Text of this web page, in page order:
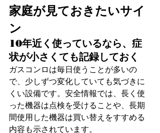
家庭が見ておきたいサイ
ン
10年近く使っているなら、症
状が小さくても記録しておく
ガスコンロは毎日使うことが多いの
で、少しずつ変化していても気づきに
くい設備です。安全情報では、長く使
った機器は点検を受けることや、長期
間使用した機器は買い替えをすすめる
内容も示されています。